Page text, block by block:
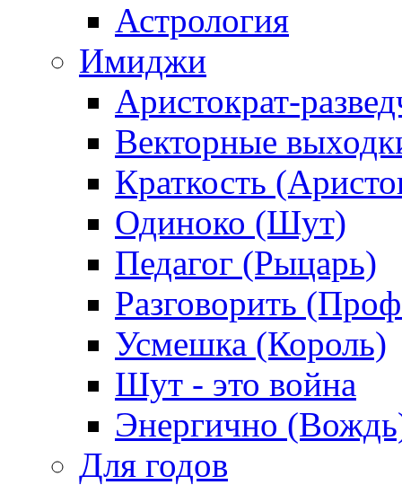
Астрология
Имиджи
Аристократ-
Векторные
Краткость
Одиноко (Шут)
Педагог (Рыцарь)
Разговорить
Усмешка (Король)
Шут - это война
Энергично
Для годов